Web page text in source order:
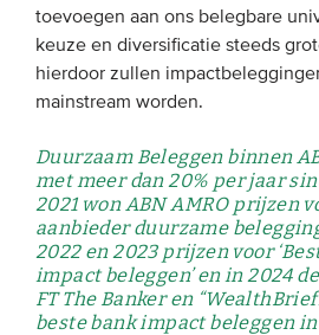
toevoegen aan ons belegbare
keuze en diversificatie steeds
hierdoor zullen
mainstream worden.
Duurzaam Beleggen binnen
met meer dan 20% per jaar
2021 won ABN AMRO prijzen
aanbieder duurzame
2022 en 2023 prijzen voor
impact beleggen’ en in 2024
FT The Banker en
beste bank impact beleggen